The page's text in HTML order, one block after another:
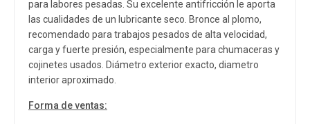
para labores pesadas. Su excelente antifricción le aporta
las cualidades de un lubricante seco. Bronce al plomo,
recomendado para trabajos pesados de alta velocidad,
carga y fuerte presión, especialmente para chumaceras y
cojinetes usados. Diámetro exterior exacto, diametro
interior aproximado.
Forma de ventas: